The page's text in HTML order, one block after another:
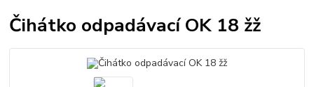
Čihátko odpadávací OK 18 žž